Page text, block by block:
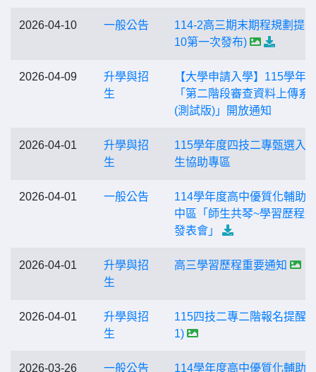
2026-04-10 一般公告
114-2高三期末期程規劃提
10第一次發布)
2026-04-09
升學與招
生
【大學申請入學】115學年
「第二階段審查資料上傳系
(測試版)」開放通知
2026-04-01
升學與招
生
115學年度四技二專甄選入
生協助專區
2026-04-01 一般公告
114學年度高中優質化輔助
中區「師生共琴~學習歷程
發表會」
2026-04-01
升學與招
生
高三學習歷程重要通知
2026-04-01
升學與招
生
115四技二專二階報名提醒
1)
2026-03-26 一般公告 114學年度高中優質化輔助